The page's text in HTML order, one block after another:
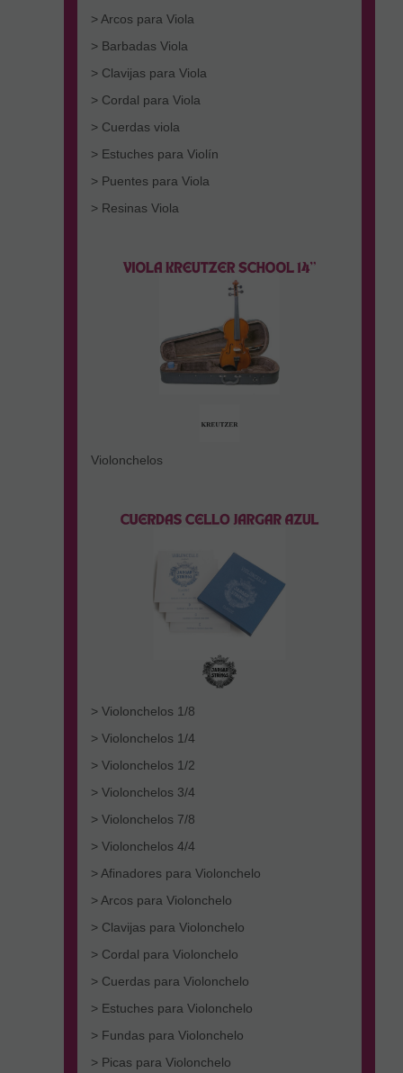
> Arcos para Viola
> Barbadas Viola
> Clavijas para Viola
> Cordal para Viola
> Cuerdas viola
> Estuches para Violín
> Puentes para Viola
> Resinas Viola
Violonchelos
> Violonchelos 1/8
> Violonchelos 1/4
> Violonchelos 1/2
> Violonchelos 3/4
> Violonchelos 7/8
> Violonchelos 4/4
> Afinadores para Violonchelo
> Arcos para Violonchelo
> Clavijas para Violonchelo
> Cordal para Violonchelo
> Cuerdas para Violonchelo
> Estuches para Violonchelo
> Fundas para Violonchelo
> Picas para Violonchelo